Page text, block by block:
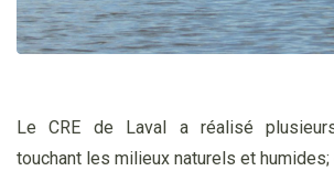
Le CRE de Laval a réalisé
touchant les milieux naturels et